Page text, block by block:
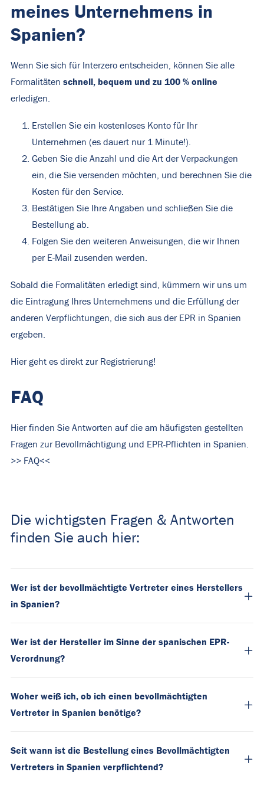
meines Unternehmens in
Spanien?
Wenn Sie sich für Interzero entscheiden, können Sie alle
Formalitäten schnell, bequem und zu 100 % online
erledigen.
Erstellen Sie ein kostenloses Konto für Ihr
Unternehmen (es dauert nur 1 Minute!).
Geben Sie die Anzahl und die Art der Verpackungen
ein, die Sie versenden möchten, und berechnen Sie die
Kosten für den Service.
Bestätigen Sie Ihre Angaben und schließen Sie die
Bestellung ab.
Folgen Sie den weiteren Anweisungen, die wir Ihnen
per E-Mail zusenden werden.
Sobald die Formalitäten erledigt sind, kümmern wir uns um
die Eintragung Ihres Unternehmens und die Erfüllung der
anderen Verpflichtungen, die sich aus der EPR in Spanien
ergeben.
Hier geht es direkt zur Registrierung!
FAQ
Hier finden Sie Antworten auf die am häufigsten gestellten
Fragen zur Bevollmächtigung und EPR-Pflichten in Spanien.
>> FAQ<<
Die wichtigsten Fragen & Antworten
finden Sie auch hier:
Wer ist der bevollmächtigte Vertreter eines Herstellers
in Spanien?
Wer ist der Hersteller im Sinne der spanischen EPR-
Verordnung?
Woher weiß ich, ob ich einen bevollmächtigten
Vertreter in Spanien benötige?
Seit wann ist die Bestellung eines Bevollmächtigten
Vertreters in Spanien verpflichtend?